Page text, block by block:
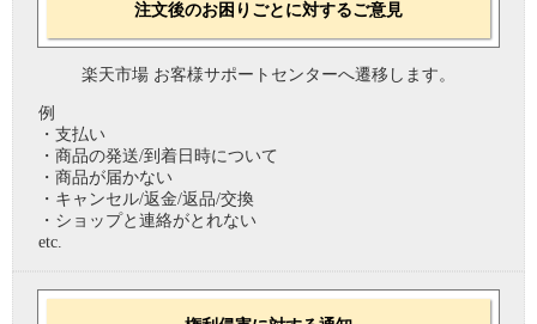
注文後のお困りごとに対するご意見
楽天市場 お客様サポートセンターへ遷移します。
例
・支払い
・商品の発送/到着日時について
・商品が届かない
・キャンセル/返金/返品/交換
・ショップと連絡がとれない
etc.